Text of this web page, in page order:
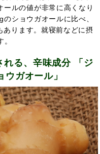
ルの値が非常に高くなり
ショウガオールに比べ、
ります。 就寝前などに摂
れる、辛味成分 「ジ
ガオール」